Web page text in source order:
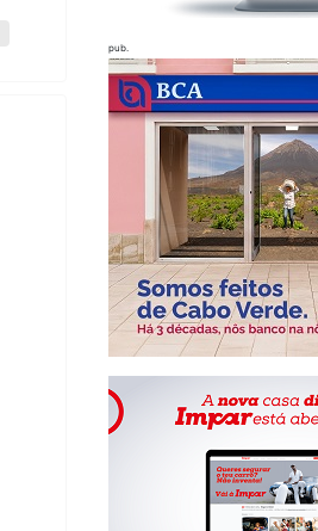
pub.